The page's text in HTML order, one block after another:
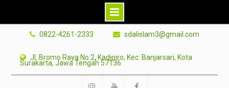
content
0822-4261-2333 sdalislam3@gmail.com
Jl. Bromo Raya No.2, Kadipiro, Kec. Banjarsari, Kota
Surakarta, Jawa Tengah 57136